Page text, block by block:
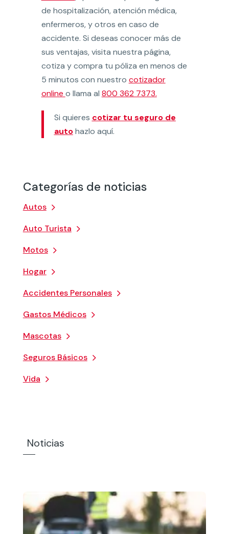
Categorías de noticias
Autos
Auto Turista
Motos
Hogar
Accidentes Personales
Gastos Médicos
Mascotas
Seguros Básicos
Vida
de hospitalización, atención médica,
enfermeros, y otros en caso de
accidente. Si deseas conocer más de
sus ventajas, visita nuestra página,
cotiza y compra tu póliza en menos de
5 minutos con nuestro cotizador
online o llama al 800 362 7373.
Si quieres cotizar tu seguro de
autohazlo aquí.
Noticias